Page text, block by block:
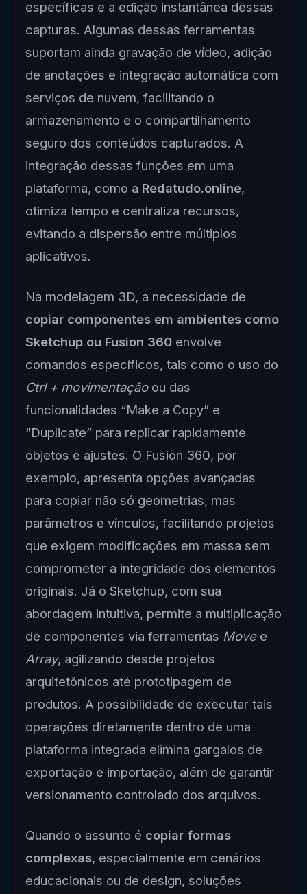
específicas e a edição instantânea dessas
capturas. Algumas dessas ferramentas
suportam ainda gravação de vídeo, adição
de anotações e integração automática com
serviços de nuvem, facilitando o
armazenamento e o compartilhamento
seguro dos conteúdos capturados. A
integração dessas funções em uma
plataforma, como a Redatudo.online,
otimiza tempo e centraliza recursos,
evitando a dispersão entre múltiplos
aplicativos.
Na modelagem 3D, a necessidade de
copiar componentes em ambientes como
Sketchup ou Fusion 360envolve
comandos específicos, tais como o uso do
Ctrl + movimentaçãoou das
funcionalidades “Make a Copy” e
“Duplicate” para replicar rapidamente
objetos e ajustes. O Fusion 360, por
exemplo, apresenta opções avançadas
para copiar não só geometrias, mas
parâmetros e vínculos, facilitando projetos
que exigem modificações em massa sem
comprometer a integridade dos elementos
originais. Já o Sketchup, com sua
abordagem intuitiva, permite a multiplicação
de componentes via ferramentas Movee
Array, agilizando desde projetos
arquitetônicos até prototipagem de
produtos. A possibilidade de executar tais
operações diretamente dentro de uma
plataforma integrada elimina gargalos de
exportação e importação, além de garantir
versionamento controlado dos arquivos.
Quando o assunto é copiar formas
complexas, especialmente em cenários
educacionais ou de design, soluções